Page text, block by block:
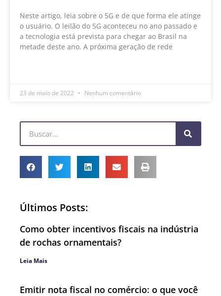
Neste artigo, leia sobre o 5G e de que forma ele atinge
o usuário. O leilão do 5G aconteceu no ano passado e
a tecnologia está prevista para chegar ao Brasil na
metade deste ano. A próxima geração de rede
23 de maio de 2022 Nenhum comentário
Últimos Posts:
Como obter incentivos fiscais na indústria
de rochas ornamentais?
Leia Mais
Emitir nota fiscal no comércio: o que você